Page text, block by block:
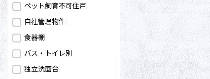
わせ
ペット飼育不可住戸
自社管理物件
食器棚
バス・トイレ別
独立洗面台